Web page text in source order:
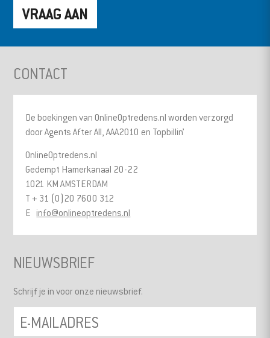
CONTACT
De boekingen van OnlineOptredens.nl worden verzorgd
door Agents After All, AAA2010 en Topbillin’
OnlineOptredens.nl
Gedempt Hamerkanaal 20-22
1021 KM AMSTERDAM
T + 31 (0)20 7600 312
E info@onlineoptredens.nl
NIEUWSBRIEF
Schrijf je in voor onze nieuwsbrief.